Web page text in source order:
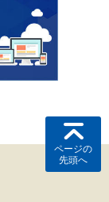
ページの
先頭へ